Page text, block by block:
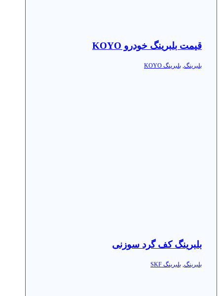
قیمت بلبرینگ خودرو KOYO
بلبرینگ بلبرینگ KOYO
بلبرینگ کف گرد سوزنی
بلبرینگ, بلبرینگ SKF